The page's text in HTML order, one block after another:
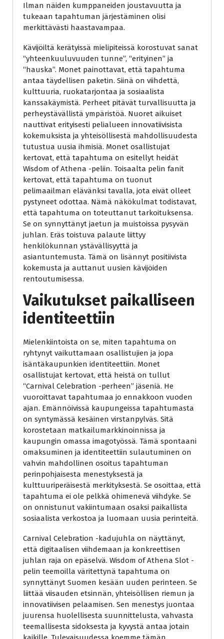
Ilman näiden kumppaneiden joustavuutta ja
tukeaan tapahtuman järjestäminen olisi
merkittävästi haastavampaa.
Kävijöiltä kerätyissä mielipiteissä korostuvat sanat
“yhteenkuuluvuuden tunne”, “erityinen” ja
“hauska”. Monet painottavat, että tapahtuma
antaa täydellisen paketin. Siinä on viihdettä,
kulttuuria, ruokatarjontaa ja sosiaalista
kanssakäymistä. Perheet pitävät turvallisuutta ja
perheystävällistä ympäristöä. Nuoret aikuiset
nauttivat erityisesti pelialueen innovatiivisista
kokemuksista ja yhteisöllisestä mahdollisuudesta
tutustua uusia ihmisiä. Monet osallistujat
kertovat, että tapahtuma on esitellyt heidät
Wisdom of Athena -peliin. Toisaalta pelin fanit
kertovat, että tapahtuma on tuonut
pelimaailman elävänksi tavalla, jota eivät olleet
pystyneet odottaa. Nämä näkökulmat todistavat,
että tapahtuma on toteuttanut tarkoituksensa.
Se on synnyttänyt jaetun ja muistoissa pysyvän
juhlan. Eräs toistuva palaute liittyy
henkilökunnan ystävällisyyttä ja
asiantuntemusta. Tämä on lisännyt positiivista
kokemusta ja auttanut uusien kävijöiden
rentoutumisessa.
Vaikutukset paikalliseen
identiteettiin
Mielenkiintoista on se, miten tapahtuma on
ryhtynyt vaikuttamaan osallistujien ja jopa
isäntäkaupunkien identiteettiin. Monet
osallistujat kertovat, että heistä on tullut
“Carnival Celebration -perheen” jäseniä. He
vuoroittavat tapahtumaa jo ennakkoon vuoden
ajan. Emännöivissä kaupungeissa tapahtumasta
on syntymässä kesäinen virstanpylväs. Sitä
korostetaan matkailumarkkinoinnissa ja
kaupungin omassa imagotyössä. Tämä spontaani
omaksuminen ja identiteettiin sulautuminen on
vahvin mahdollinen osoitus tapahtuman
perinpohjaisesta menestyksestä ja
kulttuuriperäisestä merkityksestä. Se osoittaa, että
tapahtuma ei ole pelkkä ohimenevä viihdyke. Se
on onnistunut vakiintumaan osaksi paikallista
sosiaalista verkostoa ja luomaan uusia perinteitä.
Carnival Celebration -kadujuhla on näyttänyt,
että digitaalisen viihdemaan ja konkreettisen
juhlan raja on epäselvä. Wisdom of Athena Slot -
pelin teemoilla väritettynä tapahtuma on
synnyttänyt Suomen kesään uuden perinteen. Se
liittää viisauden etsinnän, yhteisöllisen riemun ja
innovatiivisen pelaamisen. Sen menestys juontaa
juurensa huolellisesta suunnittelusta, vahvasta
teemallisesta sidoksesta ja kyvystä antaa jotain